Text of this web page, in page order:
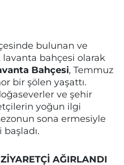
bulunan ve
bahçesi olarak
Bahçesi, Temmuz
bir şölen yaşattı.
ve şehir
yoğun ilgi
sona ermesiyle
AĞIRLANDI